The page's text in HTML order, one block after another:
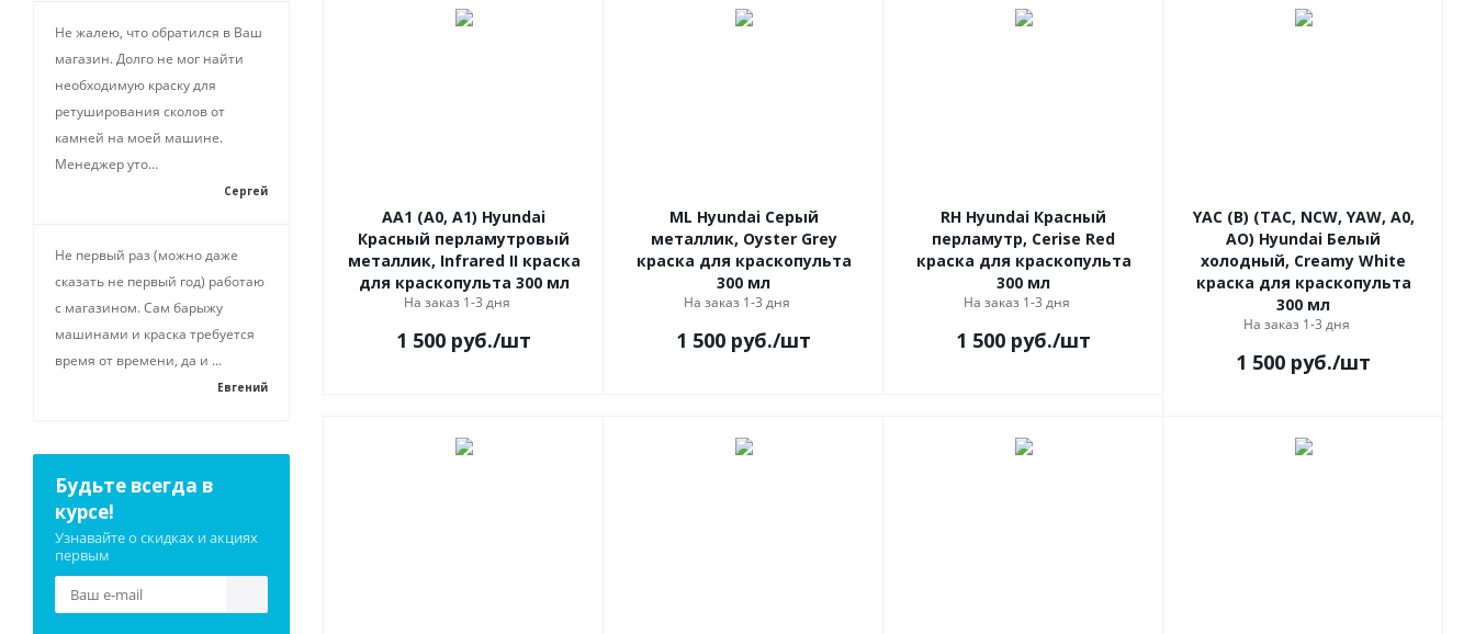
AA1 (A0, A1) Hyundai
Красный перламутровый
металлик, Infrared II краска
для краскопульта 300 мл
На заказ 1-3 дня
1 500 руб./шт
ML Hyundai Серый
металлик, Oyster Grey
краска для краскопульта
300 мл
На заказ 1-3 дня
1 500 руб./шт
RH Hyundai Красный
перламутр, Cerise Red
краска для краскопульта
300 мл
На заказ 1-3 дня
1 500 руб./шт
YAC (B) (TAC, NCW, YAW, A0,
AO) Hyundai Белый
холодный, Creamy White
краска для краскопульта
300 мл
На заказ 1-3 дня
1 500 руб./шт
Не жалею, что обратился в Ваш
магазин. Долго не мог найти
необходимую краску для
ретуширования сколов от
камней на моей машине.
Менеджер уто...
Сергей
Не первый раз (можно даже
сказать не первый год) работаю
с магазином. Сам барыжу
машинами и краска требуется
время от времени, да и ...
Евгений
Будьте всегда в
курсе!
Узнавайте о скидках и акциях
первым